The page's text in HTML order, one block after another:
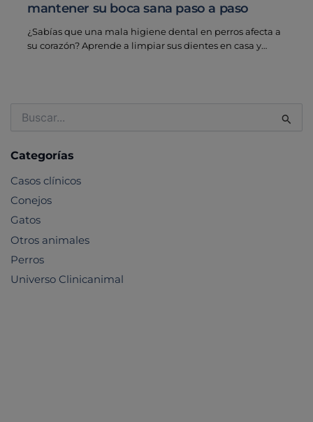
mantener su boca sana paso a paso
¿Sabías que una mala higiene dental en perros afecta a
su corazón? Aprende a limpiar sus dientes en casa y…
por:
Categorías
Casos clínicos
Conejos
Gatos
Otros animales
Perros
Universo Clinicanimal